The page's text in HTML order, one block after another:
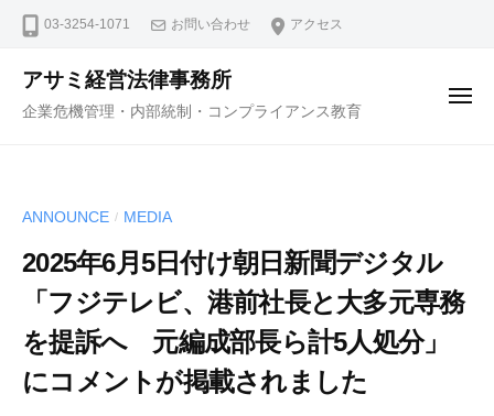
03-3254-1071 お問い合わせ アクセス
アサミ経営法律事務所
企業危機管理・内部統制・コンプライアンス教育
メ
ANNOUNCE / MEDIA
2025年6月5日付け朝日新聞デジタル
「フジテレビ、港前社長と大多元専務
を提訴へ 元編成部長ら計5人処分」
にコメントが掲載されました